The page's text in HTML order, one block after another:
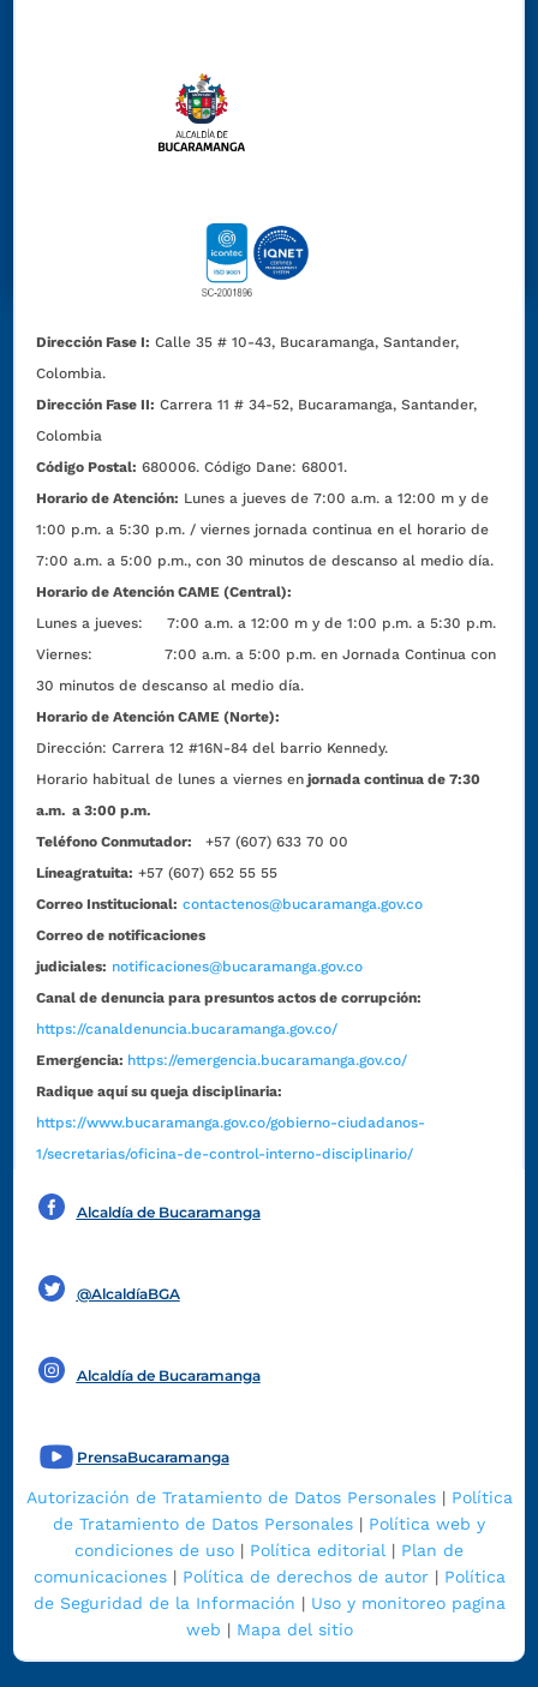
Dirección Fase I: Calle 35 # 10-43, Bucaramanga, Santander,
Colombia.
Dirección Fase II: Carrera 11 # 34-52, Bucaramanga, Santander,
Colombia
Código Postal: 680006. Código Dane: 68001.
Horario de Atención: Lunes a jueves de 7:00 a.m. a 12:00 m y de
1:00 p.m. a 5:30 p.m. / viernes jornada continua en el horario de
7:00 a.m. a 5:00 p.m., con 30 minutos de descanso al medio día.
Horario de Atención CAME (Central):
Lunes a jueves: 7:00 a.m. a 12:00 m y de 1:00 p.m. a 5:30 p.m.
Viernes: 7:00 a.m. a 5:00 p.m. en Jornada Continua con
30 minutos de descanso al medio día.
Horario de Atención CAME (Norte):
Dirección:Carrera 12 #16N-84 del barrio Kennedy.
Horario habitual de lunes a viernes en jornada continua de 7:30
a.m. a 3:00 p.m.
Teléfono Conmutador:
+57 (607) 633 70 00
Líneagratuita: +57 (607) 652 55 55
Correo Institucional: contactenos@bucaramanga.gov.co
Correo de notificaciones
judiciales: notificaciones@bucaramanga.gov.co
Canal de denuncia para presuntos actos de corrupción:
https://canaldenuncia.bucaramanga.gov.co/
Emergencia: https://emergencia.bucaramanga.gov.co/
Radique aquí su queja disciplinaria:
https://www.bucaramanga.gov.co/gobierno-ciudadanos-
1/secretarias/oficina-de-control-interno-disciplinario/
Alcaldía de Bucaramanga
@AlcaldíaBGA
Alcaldía de Bucaramanga
PrensaBucaramanga
Autorización de Tratamiento de Datos Personales| Política
de Tratamiento de Datos Personales | Política web y
condiciones de uso | Política editorial | Plan de
comunicaciones| Política de derechos de autor| Política
de Seguridad de la Información | Uso y monitoreo pagina
web | Mapa del sitio